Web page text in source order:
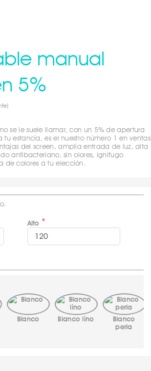
manual
5%
se le suele llamar, con un 5% de apertura
estancia, es el nuestro número 1 en ventas
del screen, amplia entrada de luz, alta
antibacteriano, sin olores, ignifugo
de colores a tu elección.
Alto
Blanco Blanco lino
Blanco
perla